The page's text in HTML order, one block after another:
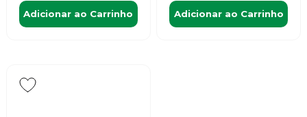
Adicionar ao Carrinho Adicionar ao Carrinho